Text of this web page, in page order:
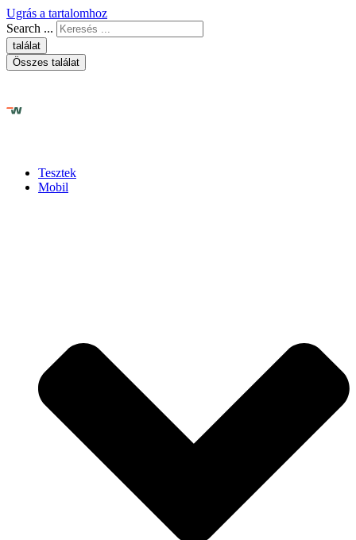
Ugrás a tartalomhoz
Search ...
találat
Összes találat
Tesztek
Mobil